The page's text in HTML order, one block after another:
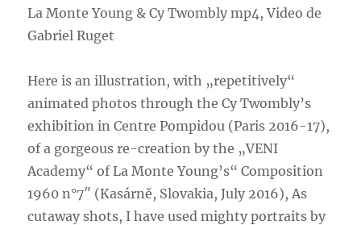
La Monte Young & Cy Twombly mp4, Video de
Gabriel Ruget
Here is an illustration, with „repetitively“
animated photos through the Cy Twombly’s
exhibition in Centre Pompidou (Paris 2016-17),
of a gorgeous re-creation by the „VENI
Academy“ of La Monte Young’s“ Composition
1960 n°7″ (Kasárně, Slovakia, July 2016), As
cutaway shots, I have used mighty portraits by